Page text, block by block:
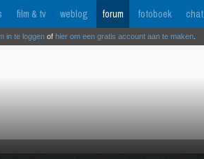
film & tv weblog forum fotoboek chat
in te loggen of hier om een gratis account aan te maken